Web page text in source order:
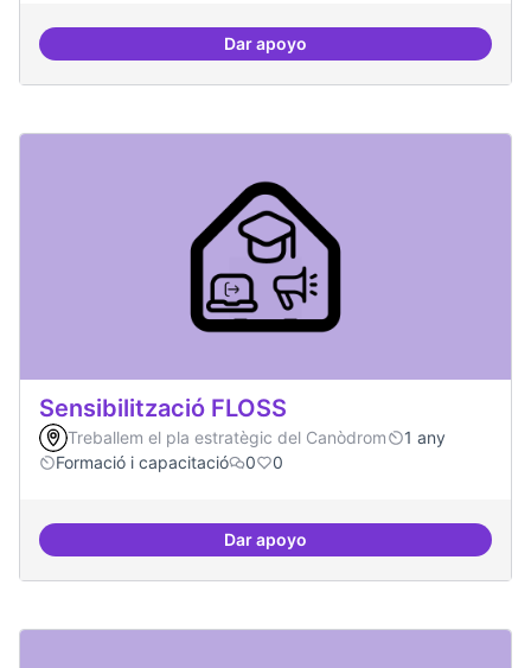
Dar apoyoLobby per FLOSS i
Sensibilització FLOSS
Treballem el pla estratègic del Canòdrom
1 any
Formació i capacitació
0 0
Dar apoyoSensibilització FLOSS